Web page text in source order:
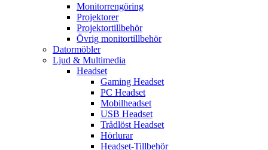
Monitorrengöring
Projektorer
Projektortillbehör
Övrig monitortillbehör
Datormöbler
Ljud & Multimedia
Headset
Gaming Headset
PC Headset
Mobilheadset
USB Headset
Trådlöst Headset
Hörlurar
Headset-Tillbehör